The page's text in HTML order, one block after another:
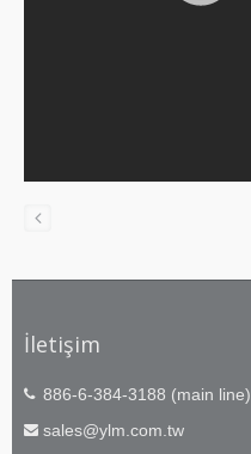
İletişim
886-6-384-3188 (main line)
sales@ylm.com.tw